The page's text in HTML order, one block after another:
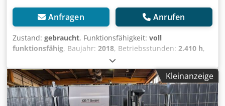
Anfragen Anrufen
Zustand: gebraucht, Funktionsfähigkeit: voll
funktionsfähig, Baujahr: 2018, Betriebsstunden: 2.410 h,
, Hubhöhe:2.424 mm
elektrisch, Masttyp:Simplex, Bauhöhe:1.690 mm,
Antriebsart:Elektro, Deichselstapler Masttyp: Standard
Zustand: Einsatzbereit und voll funktionsfähig Zustand
Technisch: gut Cedezrq Rnepfx Abxorf Batterie Volt: 24V
Kleinanzeige